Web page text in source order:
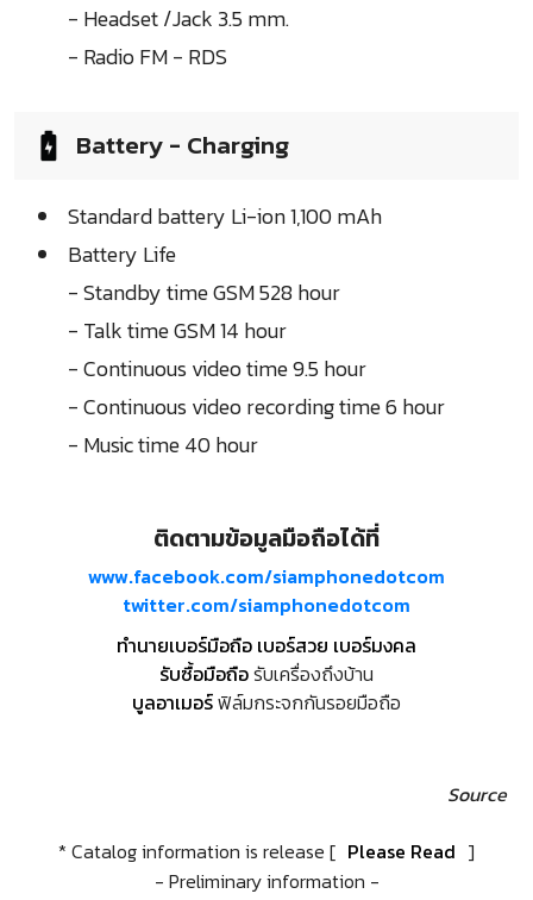
- Headset /Jack 3.5 mm.
- Radio FM - RDS
Battery - Charging
Standard battery Li-ion 1,100 mAh
Battery Life
- Standby time GSM 528 hour
- Talk time GSM 14 hour
- Continuous video time 9.5 hour
- Continuous video recording time 6 hour
- Music time 40 hour
ติดตามข้อมูลมือถือได้ที่
www.facebook.com/siamphonedotcom
twitter.com/siamphonedotcom
ทำนายเบอร์มือถือ เบอร์สวย เบอร์มงคล
รับซื้อมือถือรับเครื่องถึงบ้าน
บูลอาเมอร์ฟิล์มกระจกกันรอยมือถือ
Source
* Catalog information is release [ Please Read ]
- Preliminary information -